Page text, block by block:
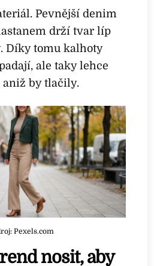
Pevnější denim
drží tvar líp
Díky tomu kalhoty
ale taky lehce
aniž by tlačily.
Pexels.com
nosit, aby